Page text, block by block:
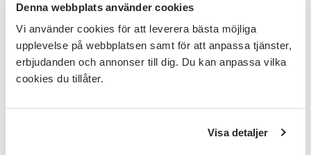
Denna webbplats använder cookies
Vi använder cookies för att leverera bästa möjliga
upplevelse på webbplatsen samt för att anpassa tjänster,
erbjudanden och annonser till dig. Du kan anpassa vilka
cookies du tillåter.
Visa detaljer
organiserar dem så att man får ut största möjliga
effekt av dem, säger Björn Körloff.
I samband med Rysslands annek­tering av Krimhalvön
2015 är det anbefallt att Sverige ska planera för krig.
Krigsplanering betyder att det är tillåtet att använda
förfogandelagen, pliktlagsstiftningen, ransonerings­
fredstida kriser. Men lagen om totalförsvar gör att